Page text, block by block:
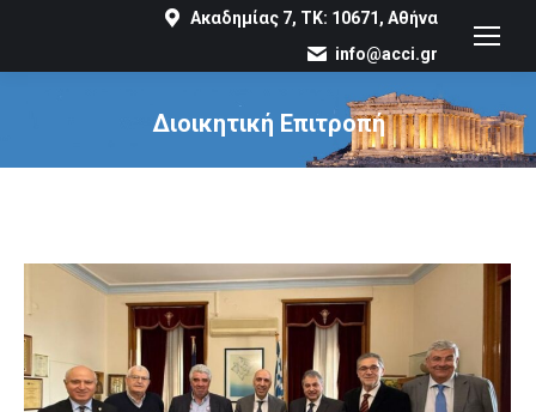
Ακαδημίας 7, ΤΚ: 10671, Αθήνα
info@acci.gr
Διοικητική Επιτροπή
You are here: